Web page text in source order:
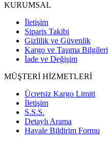
KURUMSAL
İletişim
Sipariş Takibi
Gizlilik ve Güvenlik
Kargo ve Taşıma Bilgileri
İade ve Değişim
MÜŞTERİ HİZMETLERİ
Ücretsiz Kargo Limiti
İletişim
S.S.S.
Detaylı Arama
Havale Bildirim Formu